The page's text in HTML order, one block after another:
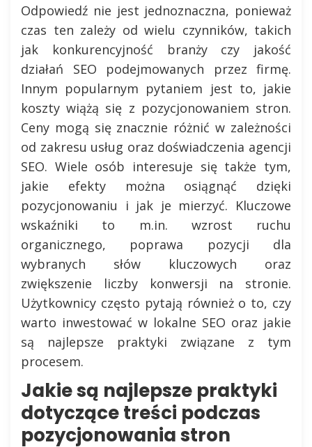
Odpowiedź nie jest jednoznaczna, ponieważ
czas ten zależy od wielu czynników, takich
jak konkurencyjność branży czy jakość
działań SEO podejmowanych przez firmę.
Innym popularnym pytaniem jest to, jakie
koszty wiążą się z pozycjonowaniem stron.
Ceny mogą się znacznie różnić w zależności
od zakresu usług oraz doświadczenia agencji
SEO. Wiele osób interesuje się także tym,
jakie efekty można osiągnąć dzięki
pozycjonowaniu i jak je mierzyć. Kluczowe
wskaźniki to m.in. wzrost ruchu
organicznego, poprawa pozycji dla
wybranych słów kluczowych oraz
zwiększenie liczby konwersji na stronie.
Użytkownicy często pytają również o to, czy
warto inwestować w lokalne SEO oraz jakie
są najlepsze praktyki związane z tym
procesem.
Jakie są najlepsze praktyki
dotyczące treści podczas
pozycjonowania stron